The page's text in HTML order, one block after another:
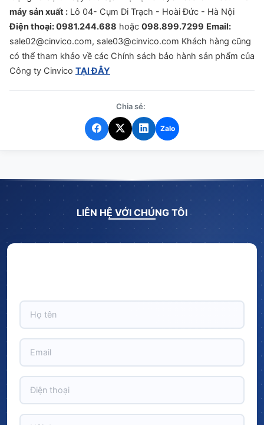
máy sản xuất : Lô 04- Cụm Di Trạch - Hoài Đức - Hà Nội
Điện thoại:0981.244.688 hoặc 098.899.7299 Email:
sale02@cinvico.com, sale03@cinvico.com Khách hàng cũng
có thể tham khảo về các Chính sách bảo hành sản phẩm của
Công ty Cinvico TẠI ĐÂY
Chia sẻ:
Zalo
LIÊN HỆ VỚI CHÚNG TÔI